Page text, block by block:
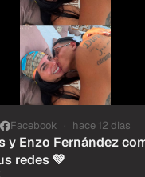
Facebook hace 12 dias
y Enzo Fernández
redes 💚